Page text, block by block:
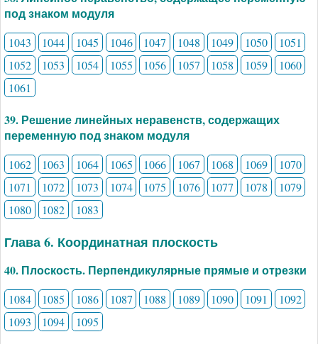
под знаком модуля
1043 1044 1045 1046 1047 1048 1049 1050
1051
1052
1053 1054 1055 1056 1057 1058 1059
1060
1061
39. Решение линейных неравенств, содержащих
переменную под знаком модуля
1062 1063 1064 1065 1066 1067 1068 1069
1070
1071
1072 1073 1074 1075 1076 1077 1078
1079
1080
1082 1083
Глава 6. Координатная плоскость
40. Плоскость. Перпендикулярные прямые и отрезки
1084 1085 1086 1087 1088 1089 1090 1091
1092
1093
1094 1095